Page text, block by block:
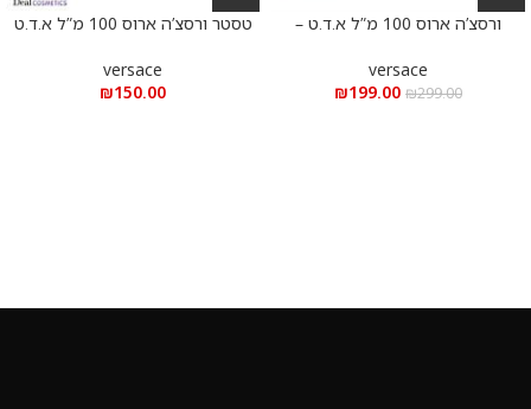
ורסצ’ה ארוס 100 מ”ל א.ד.ט –
versace
₪299.00
₪199.00
טסטר ורסצ’ה ארוס 100 מ”ל א.ד.ט
versace
₪150.00